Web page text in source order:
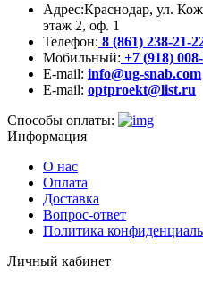
Адрес:Краснодар, ул.
этаж 2, оф. 1
Телефон: 8 (861) 238-21-
Мобильный: +7 (918)
E-mail: info@ug-snab.com
E-mail: optproekt@list.ru
Способы оплаты:
Информация
О нас
Оплата
Доставка
Вопрос-ответ
Политика
Личный кабинет